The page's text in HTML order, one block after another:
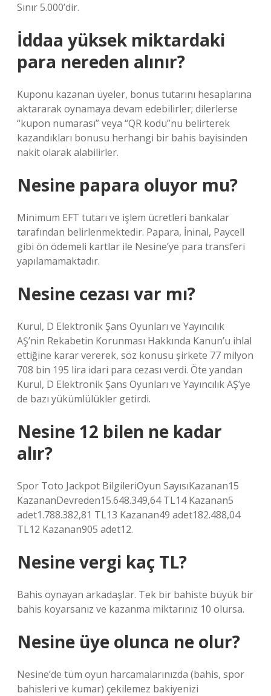
Sınır 5.000’dir.
İddaa yüksek miktardaki
para nereden alınır?
Kuponu kazanan üyeler, bonus tutarını hesaplarına
aktararak oynamaya devam edebilirler; dilerlerse
“kupon numarası” veya “QR kodu”nu belirterek
kazandıkları bonusu herhangi bir bahis bayisinden
nakit olarak alabilirler.
Nesine papara oluyor mu?
Minimum EFT tutarı ve işlem ücretleri bankalar
tarafından belirlenmektedir. Papara, İninal, Paycell
gibi ön ödemeli kartlar ile Nesine’ye para transferi
yapılamamaktadır.
Nesine cezası var mı?
Kurul, D Elektronik Şans Oyunları ve Yayıncılık
AŞ’nin Rekabetin Korunması Hakkında Kanun’u ihlal
ettiğine karar vererek, söz konusu şirkete 77 milyon
708 bin 195 lira idari para cezası verdi. Öte yandan
Kurul, D Elektronik Şans Oyunları ve Yayıncılık AŞ’ye
de bazı yükümlülükler getirdi.
Nesine 12 bilen ne kadar
alır?
Spor Toto Jackpot BilgileriOyun SayısıKazanan15
KazananDevreden15.648.349,64 TL14 Kazanan5
adet1.788.382,81 TL13 Kazanan49 adet182.488,04
TL12 Kazanan905 adet12.
Nesine vergi kaç TL?
Bahis oynayan arkadaşlar. Tek bir bahiste büyük bir
bahis koyarsanız ve kazanma miktarınız 10 olursa.
Nesine üye olunca ne olur?
Nesine’de tüm oyun harcamalarınızda (bahis, spor
bahisleri ve kumar) çekilemez bakiyenizi